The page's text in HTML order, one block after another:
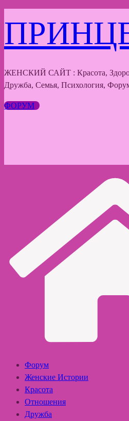
к
содержимому
ЖЕНСКИЙ САЙТ : Красота,
Дружба, Семья, Психология,
ФОРУМ
Форум
Женские Истории
Красота
Отношения
Дружба